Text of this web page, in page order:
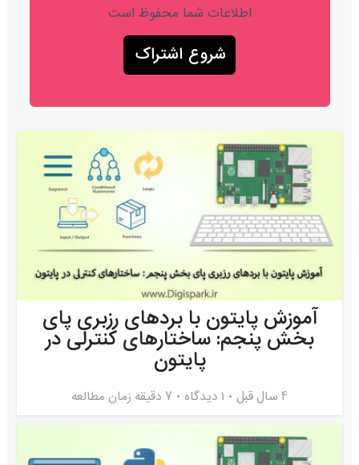
اطلاعات شما محفوظ است
آموزش پایتون با بردهای رزبری پای
بخش پنجم: ساختارهای کنترلی در
پایتون
4 سال قبل ۱ دیدگاه 7 دقیقه زمان مطالعه